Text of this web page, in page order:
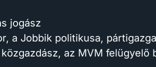
jogász
a Jobbik politikusa,
az MVM felügyelő